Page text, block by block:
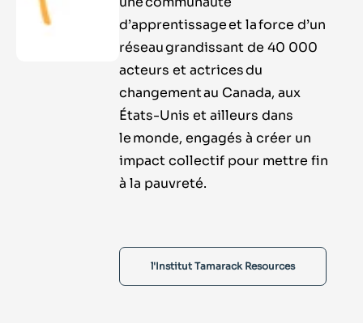
d’apprentissage et la force d’un
réseau grandissant de 40 000
acteurs et actrices du
changement au Canada, aux
États-Unis et ailleurs dans
le monde, engagés à créer un
impact collectif pour mettre fin
à la pauvreté.
l'Institut Tamarack Resources